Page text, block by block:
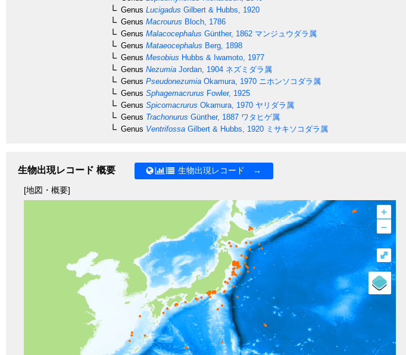
Genus Lucigadus Gilbert & Hubbs, 1920
Genus Macrourus Bloch, 1786
Genus Malacocephalus Günther, 1862 マンジュウダラ属
Genus Mataeocephalus Berg, 1898
Genus Mesobius Hubbs & Iwamoto, 1977
Genus Nezumia Jordan, 1904 ネズミダラ属
Genus Pseudonezumia Okamura, 1970 ニホンソコダラ属
Genus Sphagemacrurus Fowler, 1925
Genus Spicomacrurus Okamura, 1970 ヤリダラ属
Genus Trachonurus Günther, 1887 ワタヒゲ属
Genus Ventrifossa Gilbert & Hubbs, 1920 ミサキソコダラ属
生物出現レコード 概要 生物出現レコード →
[地図・概要]
+
–
⤢